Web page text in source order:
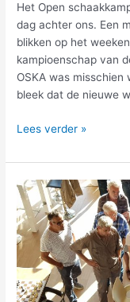
Het Open
dag achter ons. Een
blikken op het
kampioenschap van
OSKA was
bleek dat de nieuwe
Lees verder »
Thomas
Beerdsen
prolongeert
Open
Arnhemse
en
OSBO-